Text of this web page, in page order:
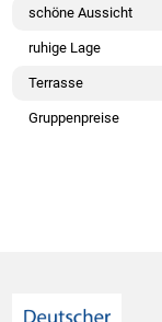
schöne Aussicht
ruhige Lage
Terrasse
Gruppenpreise